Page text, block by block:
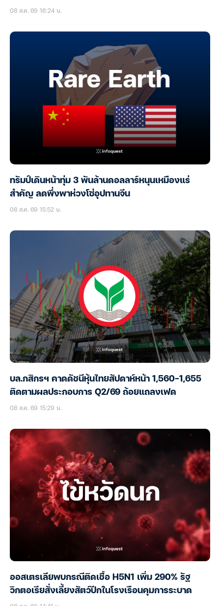
08 ส.ค. 69 16:24 น.
ทรัมป์เดินหน้าทุ่ม 3 พันล้านดอลลาร์หนุนเหมืองแร่
สำคัญ ลดพึ่งพาห่วงโซ่อุปทานจีน
08 ส.ค. 69 15:52 น.
บล.กสิกรฯ คาดดัชนีหุ้นไทยสัปดาห์หน้า 1,560-1,655
ติดตามผลประกอบการ Q2/69 ถ้อยแถลงเฟด
08 ส.ค. 69 15:29 น.
ออสเตรเลียพบกรณีติดเชื้อ H5N1 เพิ่ม 290% รัฐ
วิกตอเรียสั่งเลี้ยงสัตว์ปีกในโรงเรือนคุมการระบาด